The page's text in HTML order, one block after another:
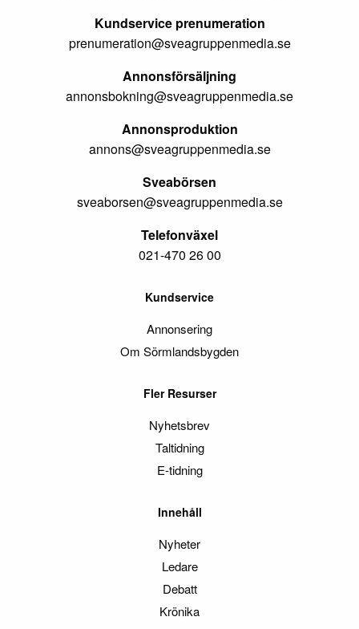
Kundservice prenumeration
prenumeration@sveagruppenmedia.se
Annonsförsäljning
annonsbokning@sveagruppenmedia.se
Annonsproduktion
annons@sveagruppenmedia.se
Sveabörsen
sveaborsen@sveagruppenmedia.se
Telefonväxel
021-470 26 00
Kundservice
Annonsering
Om Sörmlandsbygden
Fler Resurser
Nyhetsbrev
Taltidning
E-tidning
Innehåll
Nyheter
Ledare
Debatt
Krönika